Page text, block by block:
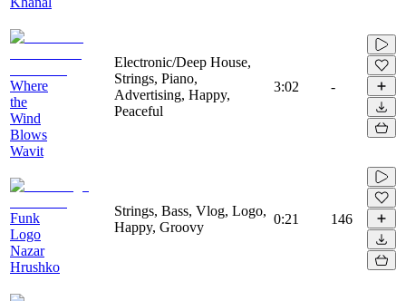
Where
the
Wind
Blows
Wavit
Electronic/Deep House,
Strings, Piano,
Advertising, Happy,
Peaceful
3:02 -
Funk
Logo
Nazar
Hrushko
Strings, Bass, Vlog, Logo,
Happy, Groovy
0:21 146